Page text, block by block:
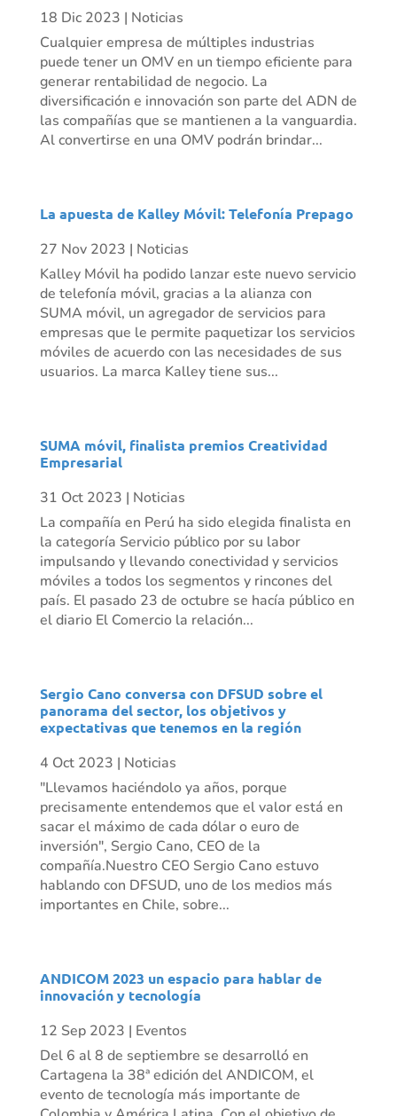
18 Dic 2023 | Noticias
Cualquier empresa de múltiples industrias
puede tener un OMV en un tiempo eficiente para
generar rentabilidad de negocio. La
diversificación e innovación son parte del ADN de
las compañías que se mantienen a la vanguardia.
Al convertirse en una OMV podrán brindar...
La apuesta de Kalley Móvil: Telefonía Prepago
27 Nov 2023 | Noticias
Kalley Móvil ha podido lanzar este nuevo servicio
de telefonía móvil, gracias a la alianza con
SUMA móvil, un agregador de servicios para
empresas que le permite paquetizar los servicios
móviles de acuerdo con las necesidades de sus
usuarios. La marca Kalley tiene sus...
SUMA móvil, finalista premios Creatividad
Empresarial
31 Oct 2023 | Noticias
La compañía en Perú ha sido elegida finalista en
la categoría Servicio público por su labor
impulsando y llevando conectividad y servicios
móviles a todos los segmentos y rincones del
país. El pasado 23 de octubre se hacía público en
el diario El Comercio la relación...
Sergio Cano conversa con DFSUD sobre el
panorama del sector, los objetivos y
expectativas que tenemos en la región
4 Oct 2023 | Noticias
"Llevamos haciéndolo ya años, porque
precisamente entendemos que el valor está en
sacar el máximo de cada dólar o euro de
inversión", Sergio Cano, CEO de la
compañía.Nuestro CEO Sergio Cano estuvo
hablando con DFSUD, uno de los medios más
importantes en Chile, sobre...
ANDICOM 2023 un espacio para hablar de
innovación y tecnología
12 Sep 2023 | Eventos
Del 6 al 8 de septiembre se desarrolló en
Cartagena la 38ª edición del ANDICOM, el
evento de tecnología más importante de